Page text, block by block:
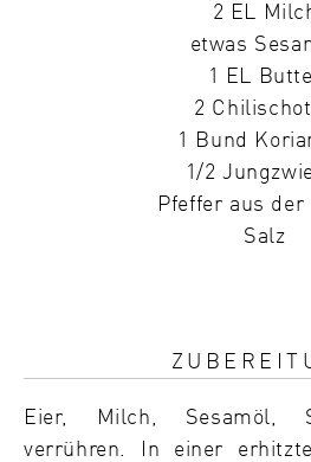
2 EL
etwas
1 EL
2
1 Bund
1/2
Pfeffer aus der
Salz
Eier, Milch, Sesamöl,
verrühren. In einer